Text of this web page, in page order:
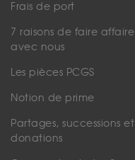
Frais de port
7 raisons de faire affaire
avec nous
Les pièces PCGS
Notion de prime
Partages, successions et
donations